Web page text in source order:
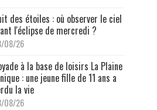
des étoiles : où observer le ciel
l'éclipse de mercredi ?
08/26
à la base de loisirs La Plaine
: une jeune fille de 11 ans a
la vie
08/26